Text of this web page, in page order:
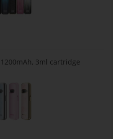
1200mAh, 3ml cartridge